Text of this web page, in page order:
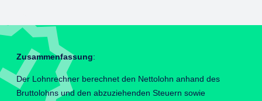
Zusammenfassung:
Der Lohnrechner berechnet den Nettolohn anhand des
Bruttolohns und den abzuziehenden Steuern sowie